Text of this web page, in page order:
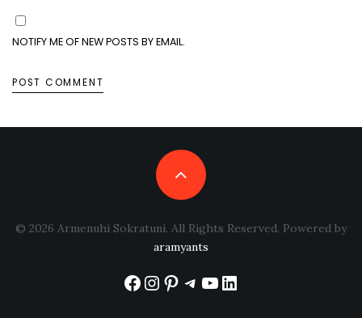
NOTIFY ME OF NEW POSTS BY EMAIL.
© 2026 Armenuhi Sokratuni. All Rights Reserved. Powered by
aramyants
Facebook
Instagram
Pinterest
Telegram
YouTube
LinkedIn